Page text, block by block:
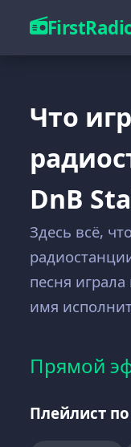
Что
DnB
Здесь всё,
песня
имя
Прямой
Плейлист